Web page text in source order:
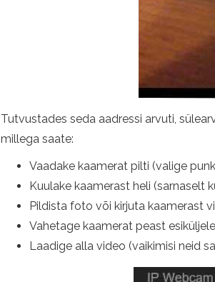
Tutvustades seda aadressi arvuti,
millega saate:
Vaadake kaamerat pilti (valige
Kuulake kaamerast heli (sarnaselt
Pildista foto või kirjuta kaamerast
Vahetage kaamerat peast
Laadige alla video (vaikimisi neid